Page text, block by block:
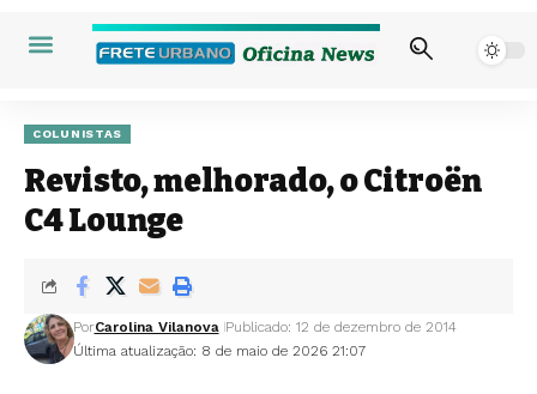
COLUNISTAS
Revisto, melhorado, o Citroën
C4 Lounge
Última atualização: 8 de maio de 2026 21:07
PorCarolina Vilanova Publicado: 12 de dezembro de 2014